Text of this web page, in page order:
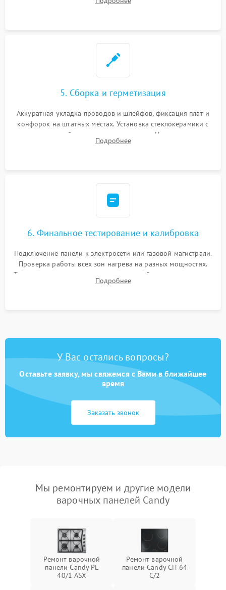
дорожек. Очистка контактов и замена поврежденной
5. Сборка и герметизация
Аккуратная укладка проводов и шлейфов, фиксация плат и
конфорок на штатных местах. Установка стеклокерамики с
проверкой равномерности зазоров. Нанесение
термостойкого герметика или укладка уплотнительной
Подробнее
6. Финальное тестирование и калибровка
Подключение панели к электросети или газовой магистрали.
Проверка работы всех зон нагрева на разных мощностях.
Тестирование сенсорного управления, таймера, индикаторов
остаточного тепла и систем защиты от перегрева.
Подробнее
У Вас остались вопросы?
Оставьте заявку, мы свяжемся с Вами в ближайшее
время
Заказать звонок
Мы ремонтируем и другие модели
варочных панелей Candy
Ремонт варочной
панели Candy PL
40/1 ASX
Ремонт варочной
панели Candy CH 64
C/2